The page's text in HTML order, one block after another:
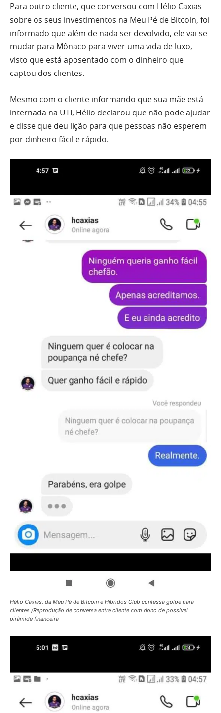
Para outro cliente, que conversou com Hélio Caxias
sobre os seus investimentos na Meu Pé de Bitcoin, foi
informado que além de nada ser devolvido, ele vai se
mudar para Mônaco para viver uma vida de luxo,
visto que está aposentado com o dinheiro que
captou dos clientes.
Mesmo com o cliente informando que sua mãe está
internada na UTI, Hélio declarou que não pode ajudar
e disse que deu lição para que pessoas não esperem
por dinheiro fácil e rápido.
Hélio Caxias, da Meu Pé de Bitcoin e Híbridos Club confessa golpe para
clientes /Reprodução de conversa entre cliente com dono de possível
pirâmide financeira